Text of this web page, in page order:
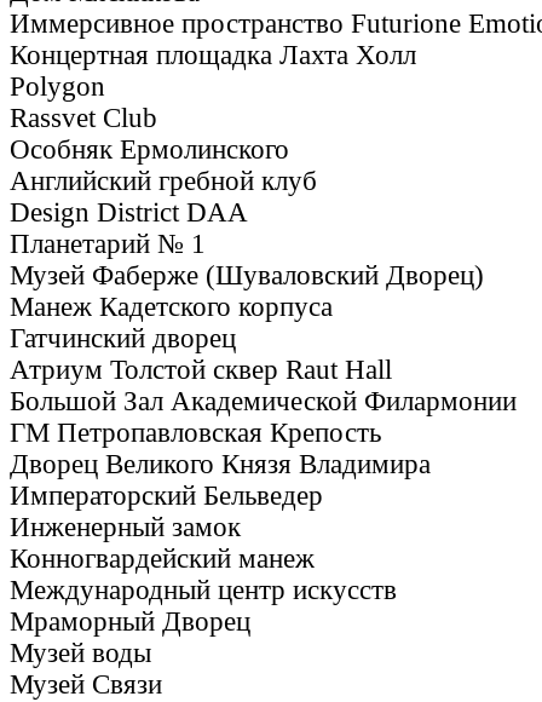
Иммерсивное пространство Futurione
Концертная площадка Лахта Холл
Polygon
Rassvet Club
Особняк Ермолинского
Английский гребной клуб
Design District DAA
Планетарий № 1
Музей Фаберже (Шуваловский Дворец)
Манеж Кадетского корпуса
Гатчинский дворец
Атриум Толстой сквер Raut Hall
Большой Зал Академической Филармонии
ГМ Петропавловская Крепость
Дворец Великого Князя Владимира
Императорский Бельведер
Инженерный замок
Конногвардейский манеж
Международный центр искусств
Мраморный Дворец
Музей воды
Музей Связи